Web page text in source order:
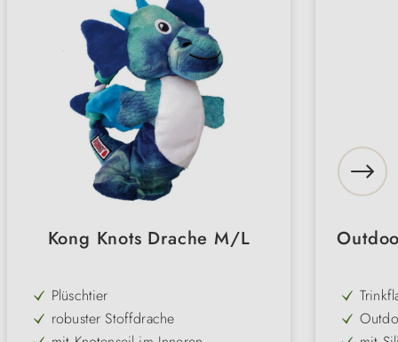
Kong Knots Drache M/L
Plüschtier
robuster Stoffdrache